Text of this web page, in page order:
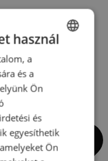
ENGLISH
SPANISH
FRENCH
RUSSIAN
használ
a
és a
Ön
és
egyesíthetik
Ön